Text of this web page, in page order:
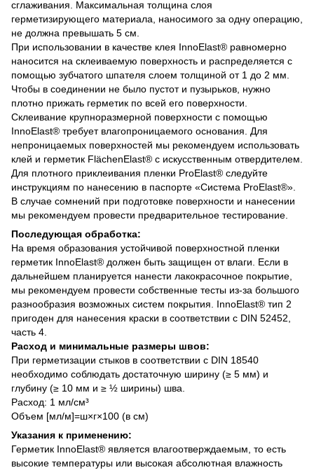
сглаживания. Максимальная толщина слоя
герметизирующего материала, наносимого за одну операцию,
не должна превышать 5 см.
При использовании в качестве клея InnoElast® равномерно
наносится на склеиваемую поверхность и распределяется с
помощью зубчатого шпателя слоем толщиной от 1 до 2 мм.
Чтобы в соединении не было пустот и пузырьков, нужно
плотно прижать герметик по всей его поверхности.
Склеивание крупноразмерной поверхности с помощью
InnoElast® требует влагопроницаемого основания. Для
непроницаемых поверхностей мы рекомендуем использовать
клей и герметик FlächenElast® с искусственным отвердителем.
Для плотного приклеивания пленки ProElast® следуйте
инструкциям по нанесению в паспорте «Система ProElast®».
В случае сомнений при подготовке поверхности и нанесении
мы рекомендуем провести предварительное тестирование.
Последующая обработка:
На время образования устойчивой поверхностной пленки
герметик InnoElast® должен быть защищен от влаги. Если в
дальнейшем планируется нанести лакокрасочное покрытие,
мы рекомендуем провести собственные тесты из-за большого
разнообразия возможных систем покрытия. InnoElast® тип 2
пригоден для нанесения краски в соответствии с DIN 52452,
часть 4.
Расход и минимальные размеры швов:
При герметизации стыков в соответствии с DIN 18540
необходимо соблюдать достаточную ширину (≥ 5 мм) и
глубину (≥ 10 мм и ≥ ½ ширины) шва.
Расход: 1 мл/см³
Объем [мл/м]=ш×г×100 (в см)
Указания к применению:
Герметик InnoElast® является влагоотверждаемым, то есть
высокие температуры или высокая абсолютная влажность